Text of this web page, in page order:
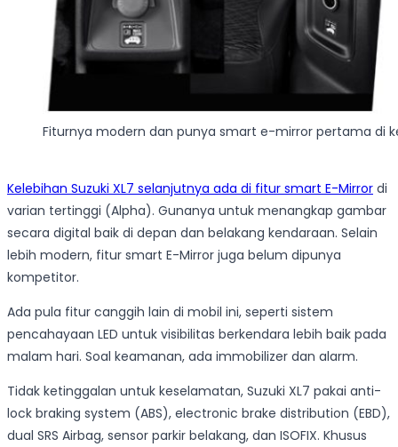
Fiturnya modern dan punya smart e-mirror pertama di
Kelebihan Suzuki XL7 selanjutnya ada di fitur smart E-Mirror di
varian tertinggi (Alpha). Gunanya untuk menangkap gambar
secara digital baik di depan dan belakang kendaraan. Selain
lebih modern, fitur smart E-Mirror juga belum dipunya
kompetitor.
Ada pula fitur canggih lain di mobil ini, seperti sistem
pencahayaan LED untuk visibilitas berkendara lebih baik pada
malam hari. Soal keamanan, ada immobilizer dan alarm.
Tidak ketinggalan untuk keselamatan, Suzuki XL7 pakai anti-
lock braking system (ABS), electronic brake distribution (EBD),
dual SRS Airbag, sensor parkir belakang, dan ISOFIX. Khusus